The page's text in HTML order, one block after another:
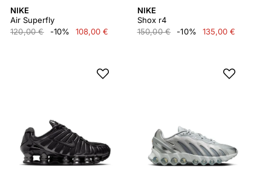
NIKE
Air Superfly
120,00 €
-10% 108,00 €
NIKE
Shox r4
150,00 €
-10% 135,00 €